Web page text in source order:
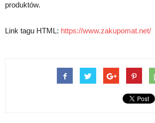
produktów.
Link tagu HTML: https://www.zakupomat.net/